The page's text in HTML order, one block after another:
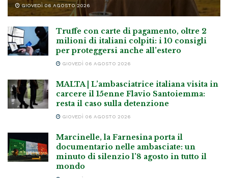
GIOVEDÌ 06 AGOSTO 2026
Truffe con carte di pagamento, oltre 2
milioni di italiani colpiti: i 10 consigli
per proteggersi anche all’estero
GIOVEDÌ 06 AGOSTO 2026
MALTA | L’ambasciatrice italiana visita in
carcere il 15enne Flavio Santoiemma:
resta il caso sulla detenzione
GIOVEDÌ 06 AGOSTO 2026
Marcinelle, la Farnesina porta il
documentario nelle ambasciate: un
minuto di silenzio l’8 agosto in tutto il
mondo